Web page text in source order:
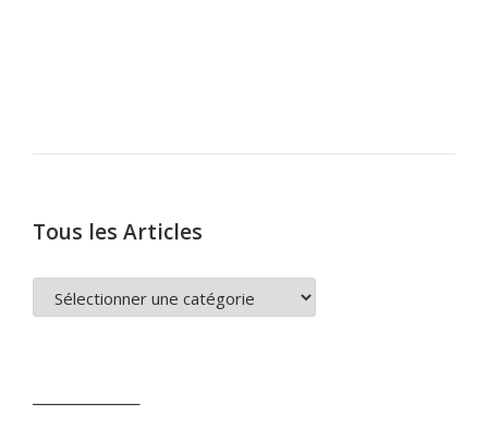
Tous les Articles
TOUS
LES